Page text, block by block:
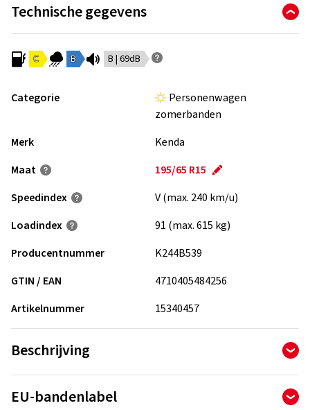
Technische gegevens
C B B | 69dB
Categorie
Personenwagen
zomerbanden
Merk
Kenda
Maat
195/65 R15
Speedindex
V (max. 240 km/u)
Loadindex
91 (max. 615 kg)
Producentnummer
K244B539
GTIN / EAN
4710405484256
Artikelnummer
15340457
Beschrijving
De KENETICA PRO of ook KR210 is de nieuwe high
performance band van KENDA voor kleine en middelgrote
EU-bandenlabel